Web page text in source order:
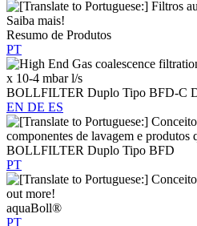
Resumo de Produtos
PT
BOLLFILTER Duplo Tipo BFD-C
EN DE ES
BOLLFILTER Duplo Tipo BFD
PT
aquaBoll®
PT